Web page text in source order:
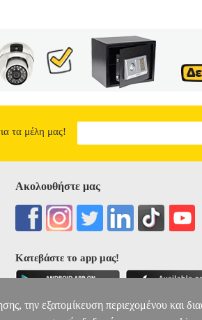
τα μέλη μας!
Ακολουθήστε μας
Κατεβάστε το app μας!
την εξατομίκευση περιεχομένου και